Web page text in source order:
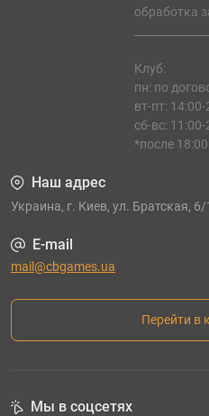
обработка
Клуб:
пн: по
вт-пт: 14:00-
сб-вс: 11:00-
*после
Наш адрес
Украина, г. Киев, ул. Братская,
E-mail
mail@cbgames.ua
Перейти в
Мы в соцсетях